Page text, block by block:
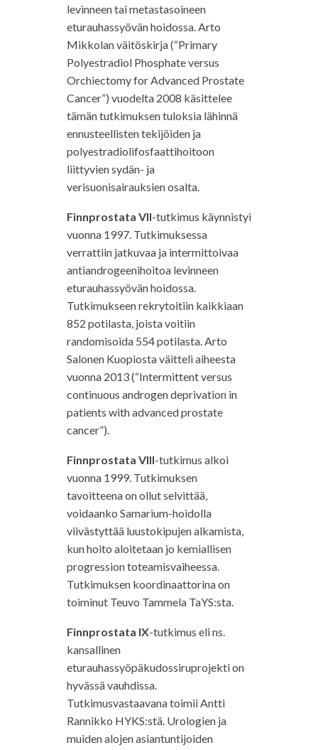
levinneen tai metastasoineen
eturauhassyövän hoidossa. Arto
Mikkolan väitöskirja (“Primary
Polyestradiol Phosphate versus
Orchiectomy for Advanced Prostate
Cancer”) vuodelta 2008 käsittelee
tämän tutkimuksen tuloksia lähinnä
ennusteellisten tekijöiden ja
polyestradiolifosfaattihoitoon
liittyvien sydän- ja
verisuonisairauksien osalta.
Finnprostata VII-tutkimus käynnistyi
vuonna 1997. Tutkimuksessa
verrattiin jatkuvaa ja intermittoivaa
antiandrogeenihoitoa levinneen
eturauhassyövän hoidossa.
Tutkimukseen rekrytoitiin kaikkiaan
852 potilasta, joista voitiin
randomisoida 554 potilasta. Arto
Salonen Kuopiosta väitteli aiheesta
vuonna 2013 (“Intermittent versus
continuous androgen deprivation in
patients with advanced prostate
cancer”).
Finnprostata VIII-tutkimus alkoi
vuonna 1999. Tutkimuksen
tavoitteena on ollut selvittää,
voidaanko Samarium-hoidolla
viivästyttää luustokipujen alkamista,
kun hoito aloitetaan jo kemiallisen
progression toteamisvaiheessa.
Tutkimuksen koordinaattorina on
toiminut Teuvo Tammela TaYS:sta.
Finnprostata IX-tutkimus eli ns.
kansallinen
eturauhassyöpäkudossiruprojekti on
hyvässä vauhdissa.
Tutkimusvastaavana toimii Antti
Rannikko HYKS:stä. Urologien ja
muiden alojen asiantuntijoiden